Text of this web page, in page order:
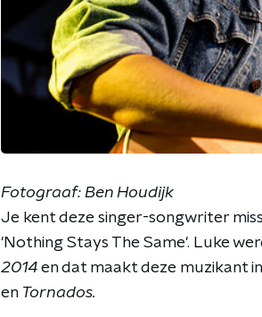
Fotograaf: Ben Houdijk
Je kent deze singer-songwriter
'Nothing Stays The Same'. Luke
2014 en dat maakt deze muzikant
en Tornados.